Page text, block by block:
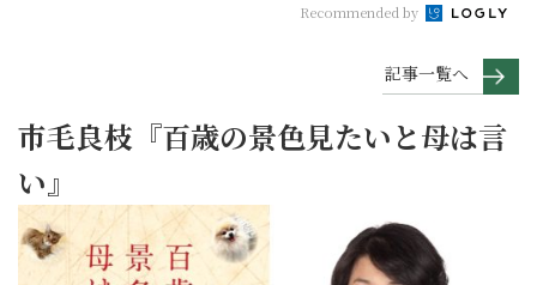
Recommended by
記事一覧へ
市毛良枝『百歳の景色見たいと母は言
い』